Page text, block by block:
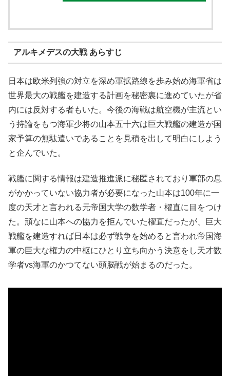
アルキメデスの大戦 あらすじ
日本は欧米列強の対立を深め軍拡路線を歩み始め海軍省は
世界最大の戦艦を建造する計画を秘密裏に進めていたが省
内には反対する者もいた。今後の海戦は航空機が主流とい
う持論をもつ海軍少将の山本五十六は巨大戦艦の建造が国
家予算の無駄遣いであることを見積を出して明白にしよう
と企んでいた。
戦艦に関する情報は建造推進派に秘匿されており軍部の息
がかかっていない協力者が必要になった山本は100年に一
度の天才と言われる元帝国大学の数学者・櫂直に目をつけ
た。頑なに山本への協力を拒んでいた櫂直だったが、巨大
戦艦を建造すれば日本は必ず戦争を始めると言われ帝国海
軍の巨大な権力の中枢にひとり立ち向かう決意をし天才数
学者vs海軍のかつてない頭脳戦が始まるのだった。